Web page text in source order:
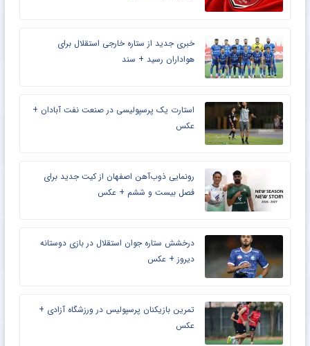
خبری جدید از ستاره خارجی استقلال برای
هواداران رسید + سند
استارت یک پرسپولیسی در صنعت نفت آبادان +
عکس
رونمایی ذوب‌آهن اصفهان از کیت جدید برای
فصل بیست و ششم + عکس
درخشش ستاره جوان استقلال در بازی دوستانه
دیروز + عکس
تمرین بازیکنان پرسپولیس در ورزشگاه آزادی +
عکس